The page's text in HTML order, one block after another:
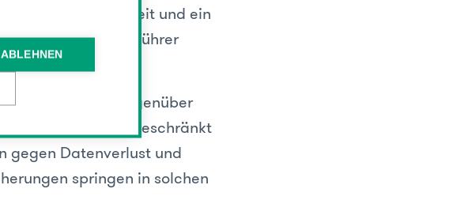
die IT-Sicherheit und ein
Der Geschäftsführer
Unternehmens gegenüber
Unternehmens beschränkt
gegen Datenverlust und
springen in solchen